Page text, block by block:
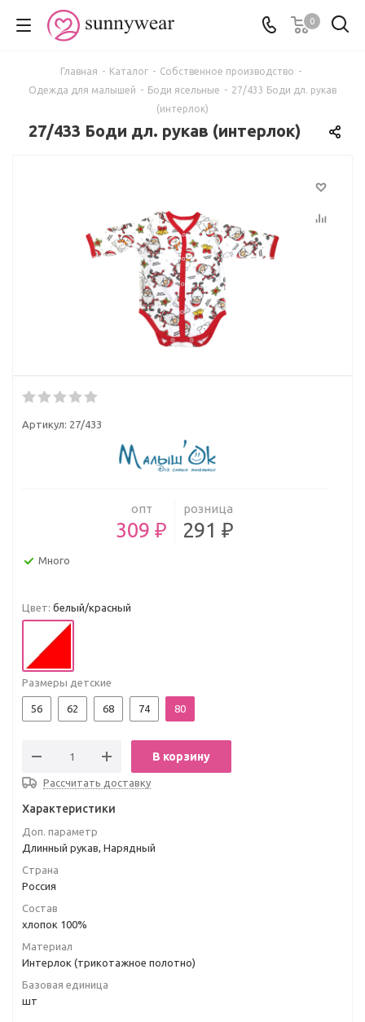
0
Главная - Каталог - Собственное производство -
Одежда для малышей - Боди ясельные - 27/433 Боди дл. рукав
(интерлок)
27/433 Боди дл. рукав (интерлок)
Артикул: 27/433
опт
309 ₽
розница
291 ₽
Много
Цвет: белый/красный
Размеры детские
56 62 68 74 80
В корзину
Рассчитать доставку
Характеристики
Доп. параметр
Длинный рукав, Нарядный
Страна
Россия
Состав
хлопок 100%
Материал
Интерлок (трикотажное полотно)
Базовая единица
шт